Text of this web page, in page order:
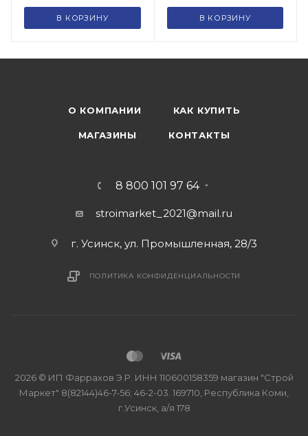
В КОРЗИНУ В КОРЗИНУ
О КОМПАНИИ КАК КУПИТЬ
МАГАЗИНЫ КОНТАКТЫ
8 800 101 97 64
stroimarket_2021@mail.ru
г. Усинск, ул. Промышленная, 28/3
ПОЛИТИКА КОНФИДЕНЦИАЛЬНОСТИ
2026 © ИП Фаррахов Э.Р. ИНН 110600158359 магазин "Строй
Маркет" 8(82144)46-7-56; 46-2-03. 169710, Республика Коми,
г.Усинск, а/я 178